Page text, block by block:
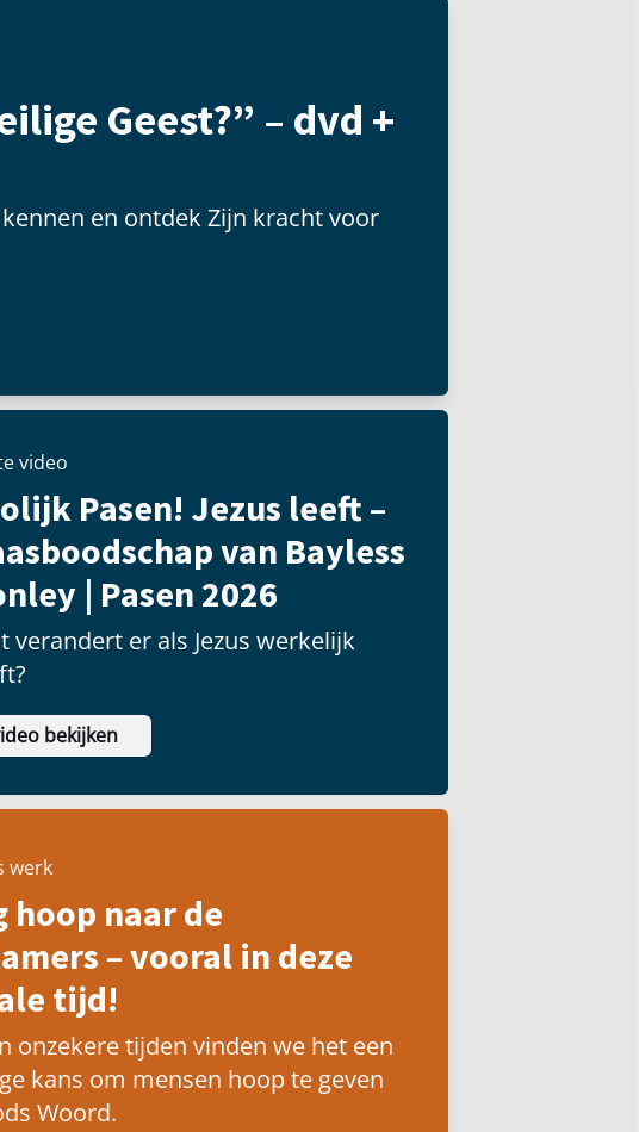
Geest?” – dvd +
en ontdek Zijn kracht voor
video
Pasen! Jezus leeft –
van Bayless
| Pasen 2026
verandert er als Jezus werkelijk
bekijken
werk
hoop naar de
– vooral in deze
tijd!
onzekere tijden vinden we het een
kans om mensen hoop te geven
Woord.